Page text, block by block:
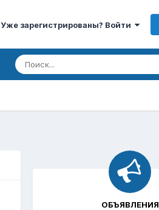
Уже зарегистрированы? Войти
ОБЪЯВЛЕНИЯ